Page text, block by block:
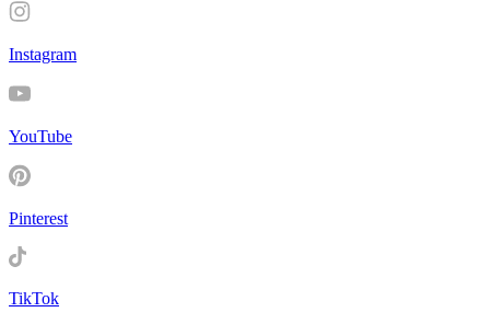
Instagram
YouTube
Pinterest
TikTok